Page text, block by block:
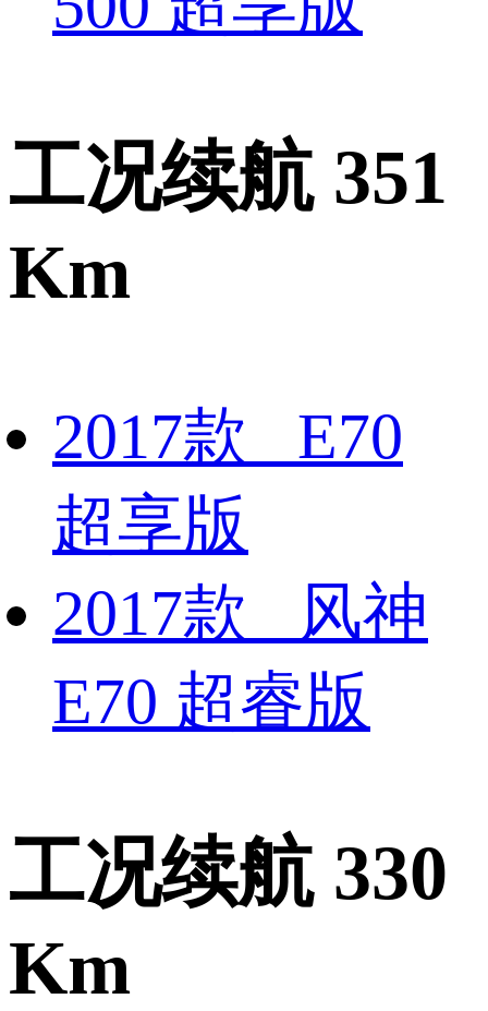
工况续航 351
Km
2017款 E70
超享版
2017款 风神
E70 超睿版
工况续航 330
Km